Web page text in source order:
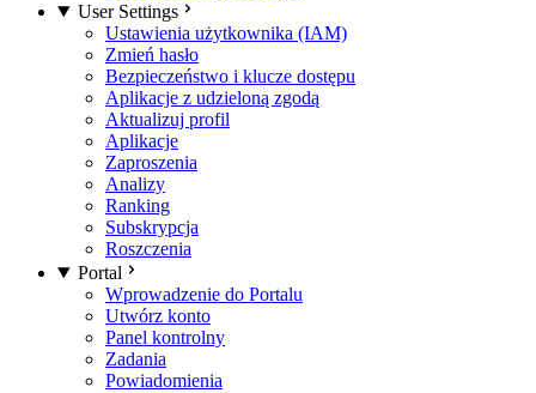
User Settings
Ustawienia użytkownika (IAM)
Zmień hasło
Bezpieczeństwo i klucze dostępu
Aplikacje z udzieloną zgodą
Aktualizuj profil
Aplikacje
Zaproszenia
Analizy
Ranking
Subskrypcja
Roszczenia
Portal
Wprowadzenie do Portalu
Utwórz konto
Panel kontrolny
Zadania
Powiadomienia